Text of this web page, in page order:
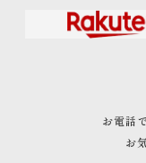
お電話
お